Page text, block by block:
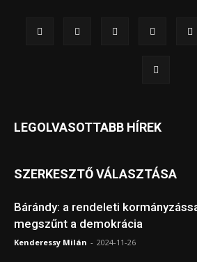
LEGOLVASOTTABB HÍREK
SZERKESZTŐ VÁLASZTÁSA
Bárándy: a rendeleti
megszűnt a demokrácia
Kenderessy Milán - 2024-11-26